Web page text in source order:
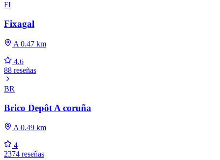
FI
Fixagal
A 0.47 km
4.6
88 reseñas
BR
Brico Depôt A coruña
A 0.49 km
4
2374 reseñas